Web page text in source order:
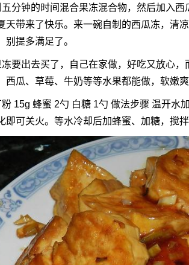
分钟的时间混合果冻混合物，然后加入
天带来了快乐。来一碗自制的西瓜冻，清
别提多满足了。
要出去买了，自己在家做，好吃又放心，
西瓜、草莓、牛奶等等水果都能做，软嫩
15g 蜂蜜 2勺 白糖 1勺 做法步骤 温开水
即可关火。等水冷却后加蜂蜜、加糖，搅